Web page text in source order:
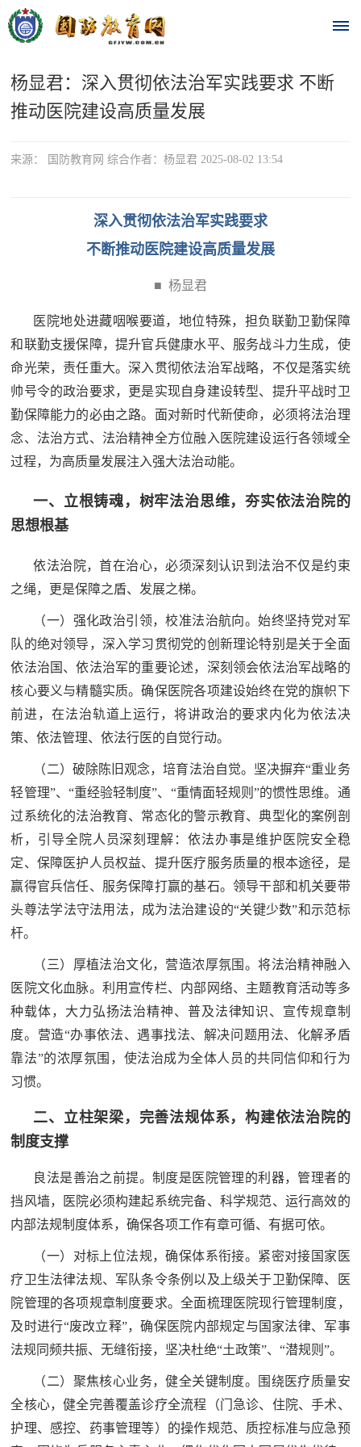
首
时
要
时
要
闻
点
追
踪
热
点
追
踪
防
法
国
防
规
国
知
识
国
防
知
识
民
国
防
全
民
国
防
子
弟
兵
弟
兵
防
动
动
民
空
人
防
空
防
库
国
防
智
库
英
模
杨显君：深入贯彻依法治军实践要求 不断
推动医院建设高质量发展
来源： 国防教育网 综合作者：杨显君 2025-08-02 13:54
深入贯彻依法治军实践要求
不断推动医院建设高质量发展
■ 杨显君
医院地处进藏咽喉要道，地位特殊，担负联勤卫勤保障
和联勤支援保障，提升官兵健康水平、服务战斗力生成，使
命光荣，责任重大。深入贯彻依法治军战略，不仅是落实统
帅号令的政治要求，更是实现自身建设转型、提升平战时卫
勤保障能力的必由之路。面对新时代新使命，必须将法治理
念、法治方式、法治精神全方位融入医院建设运行各领域全
过程，为高质量发展注入强大法治动能。
一、立根铸魂，树牢法治思维，夯实依法治院的
思想根基
依法治院，首在治心，必须深刻认识到法治不仅是约束
之绳，更是保障之盾、发展之梯。
（一）强化政治引领，校准法治航向。始终坚持党对军
队的绝对领导，深入学习贯彻党的创新理论特别是关于全面
依法治国、依法治军的重要论述，深刻领会依法治军战略的
核心要义与精髓实质。确保医院各项建设始终在党的旗帜下
前进，在法治轨道上运行，将讲政治的要求内化为依法决
策、依法管理、依法行医的自觉行动。
（二）破除陈旧观念，培育法治自觉。坚决摒弃“重业务
轻管理”、“重经验轻制度”、“重情面轻规则”的惯性思维。通
过系统化的法治教育、常态化的警示教育、典型化的案例剖
析，引导全院人员深刻理解：依法办事是维护医院安全稳
定、保障医护人员权益、提升医疗服务质量的根本途径，是
赢得官兵信任、服务保障打赢的基石。领导干部和机关要带
头尊法学法守法用法，成为法治建设的“关键少数”和示范标
杆。
（三）厚植法治文化，营造浓厚氛围。将法治精神融入
医院文化血脉。利用宣传栏、内部网络、主题教育活动等多
种载体，大力弘扬法治精神、普及法律知识、宣传规章制
度。营造“办事依法、遇事找法、解决问题用法、化解矛盾
靠法”的浓厚氛围，使法治成为全体人员的共同信仰和行为
习惯。
二、立柱架梁，完善法规体系，构建依法治院的
制度支撑
良法是善治之前提。制度是医院管理的利器，管理者的
挡风墙，医院必须构建起系统完备、科学规范、运行高效的
内部法规制度体系，确保各项工作有章可循、有据可依。
（一）对标上位法规，确保体系衔接。紧密对接国家医
疗卫生法律法规、军队条令条例以及上级关于卫勤保障、医
院管理的各项规章制度要求。全面梳理医院现行管理制度，
及时进行“废改立释”，确保医院内部规定与国家法律、军事
法规同频共振、无缝衔接，坚决杜绝“土政策”、“潜规则”。
（二）聚焦核心业务，健全关键制度。围绕医疗质量安
全核心，健全完善覆盖诊疗全流程（门急诊、住院、手术、
护理、感控、药事管理等）的操作规范、质控标准与应急预